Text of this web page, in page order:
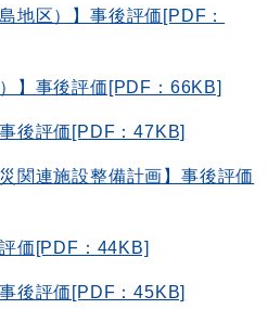
地区）】事後評価[PDF：
】事後評価[PDF：66KB]
後評価[PDF：47KB]
関連施設整備計画】事後評価
価[PDF：44KB]
後評価[PDF：45KB]